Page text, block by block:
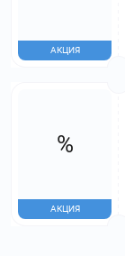
АКЦИЯ
%
АКЦИЯ